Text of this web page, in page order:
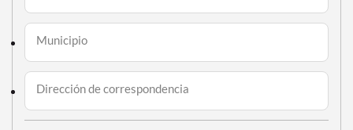
Municipio
Dirección de correspondencia